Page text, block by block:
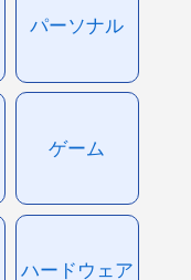
パーソナル
ゲーム
ハードウェア